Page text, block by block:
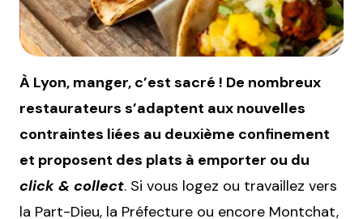
À Lyon, manger, c’est sacré ! De nombreux
restaurateurs s’adaptent aux nouvelles
contraintes liées au deuxième confinement
et proposent des plats à emporter ou du
click & collect. Si vous logez ou travaillez vers
la Part-Dieu, la Préfecture ou encore Montchat,